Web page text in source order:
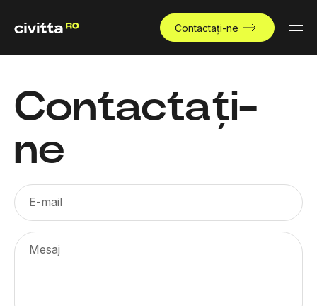
Contactați-ne
Contactați-
ne
E-mail
Mesaj